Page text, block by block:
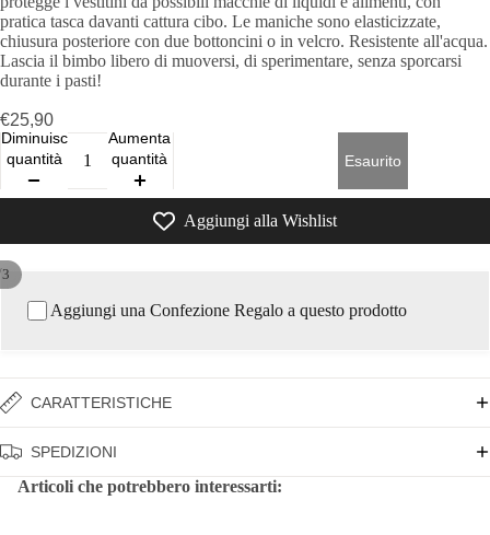
3
pratica tasca davanti cattura cibo. Le maniche sono elasticizzate,
chiusura posteriore con due bottoncini o in velcro. Resistente all'acqua.
Lascia il bimbo libero di muoversi, di sperimentare, senza sporcarsi
durante i pasti!
€25,90
Diminuisci
quantità
Aumenta
quantità
Esaurito
Aggiungi alla Wishlist
Aggiungi una Confezione Regalo a questo prodotto
CARATTERISTICHE
SPEDIZIONI
Articoli che potrebbero interessarti: